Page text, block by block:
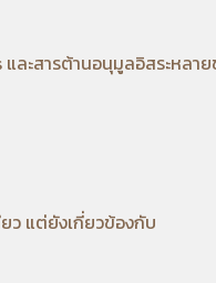
ละสารต้านอนุมูลอิสระหล
ว แต่ยังเกี่ยวข้องกับ